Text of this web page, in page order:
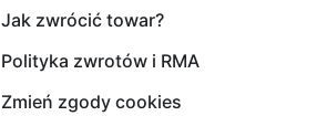
Jak zwrócić towar?
Polityka zwrotów i RMA
Zmień zgody cookies